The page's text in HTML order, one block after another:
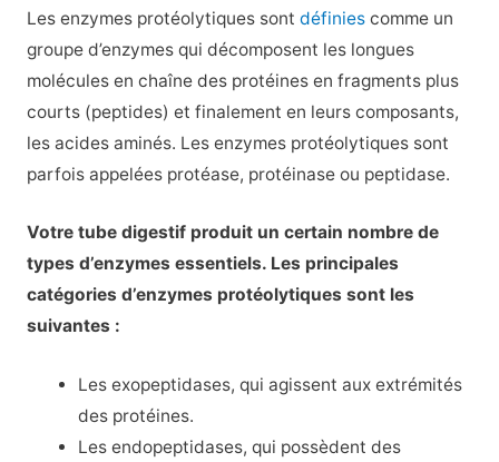
Les enzymes protéolytiques sont définiescomme un
groupe d’enzymes qui décomposent les longues
molécules en chaîne des protéines en fragments plus
courts (peptides) et finalement en leurs composants,
les acides aminés. Les enzymes protéolytiques sont
parfois appelées protéase, protéinase ou peptidase.
Votre tube digestif produit un certain nombre de
types d’enzymes essentiels. Les principales
catégories d’enzymes protéolytiques sont les
suivantes :
Les exopeptidases, qui agissent aux extrémités
des protéines.
Les endopeptidases, qui possèdent des